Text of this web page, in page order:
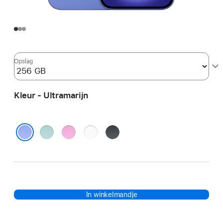
Opslag
Kleur - Ultramarijn
Blauwgroen
Roze Wit Zwart
In winkelmandje